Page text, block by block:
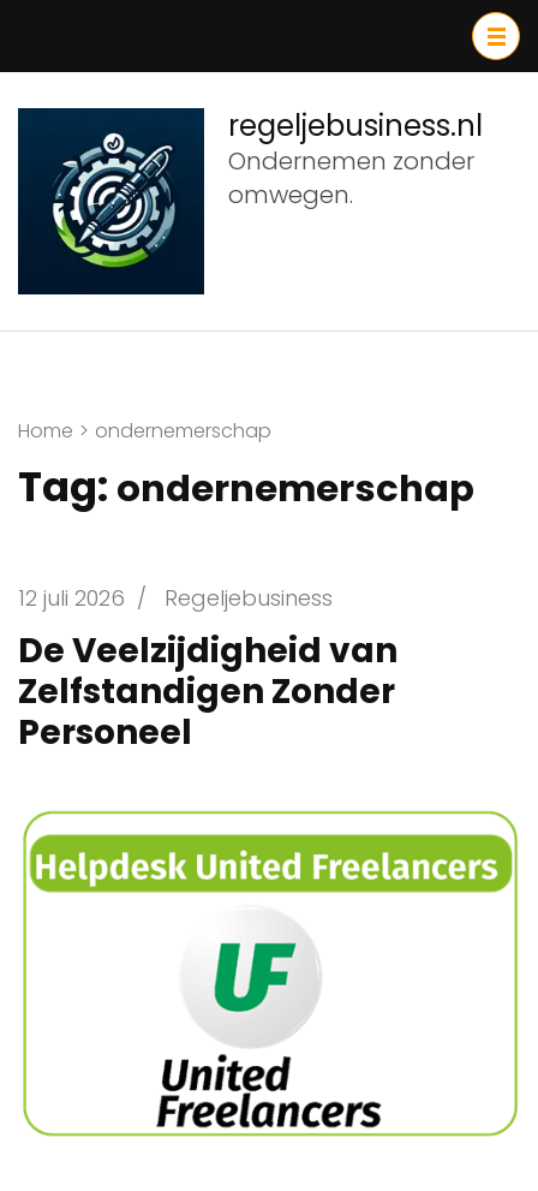
inhoud
(druk
Enter)
regeljebusiness.nl
Ondernemen zonder
omwegen.
Home > ondernemerschap
Tag: ondernemerschap
12 juli 2026 / Regeljebusiness
De Veelzijdigheid van
Zelfstandigen Zonder
Personeel